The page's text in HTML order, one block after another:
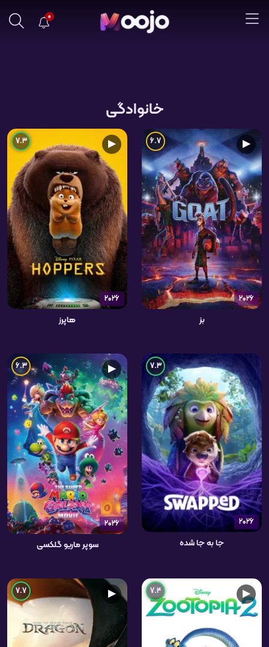
0
خانوادگی
2026
▶
6.7
بز
2026
▶
7.3
هاپرز
2026
7.3
جا به جا شده
2026
▶
6.3
سوپر ماریو گلکسی
▶
7.4
▶
7.7